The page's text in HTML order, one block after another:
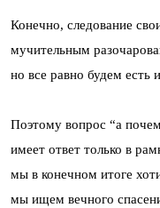
Конечно, следование
мучительным
но все равно будем есть
Поэтому вопрос “а
имеет ответ только в
мы в конечном итоге
мы ищем вечного